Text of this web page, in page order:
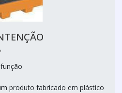
produto fabricado em plástico